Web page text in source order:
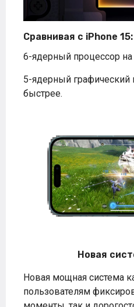
Сравнивая с iPhone 15:
6-ядерный процессор
5-ядерный графический
быстрее.
Новая
Новая мощная система
пользователям